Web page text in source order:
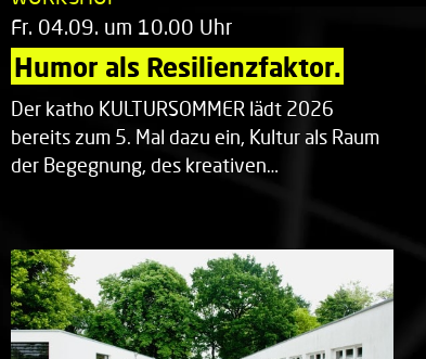
Fr. 04.09. um 10.00 Uhr
Humor als Resilienzfaktor.
Der katho KULTURSOMMER lädt 2026
bereits zum 5. Mal dazu ein, Kultur als Raum
der Begegnung, des kreativen…